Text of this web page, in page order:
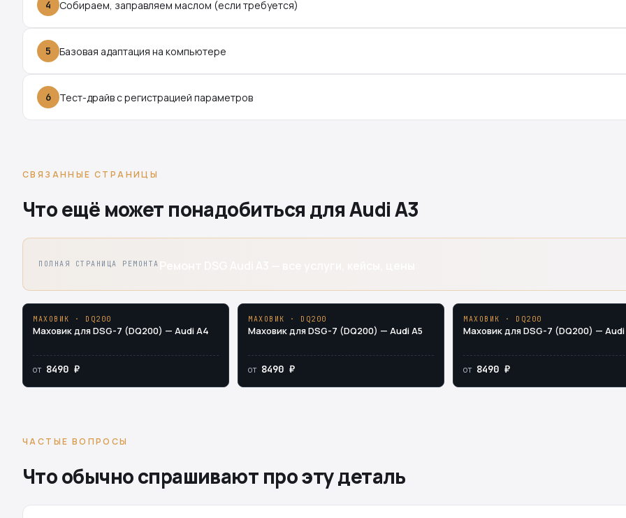
4 Собираем, заправляем маслом (если требуется)
5 Базовая адаптация на компьютере
6 Тест-драйв с регистрацией параметров
СВЯЗАННЫЕ СТРАНИЦЫ
Что ещё может понадобиться для Audi A3
ПОЛНАЯ СТРАНИЦА РЕМОНТА
МАХОВИК · DQ200
Маховик для DSG-7 (DQ200) — Audi A4
от 8490 ₽
МАХОВИК · DQ200
Маховик для DSG-7 (DQ200) — Audi A5
от 8490 ₽
МАХОВИК · DQ200
Маховик для DSG-7 (DQ200) —
от 8490 ₽
ЧАСТЫЕ ВОПРОСЫ
Что обычно спрашивают про эту деталь